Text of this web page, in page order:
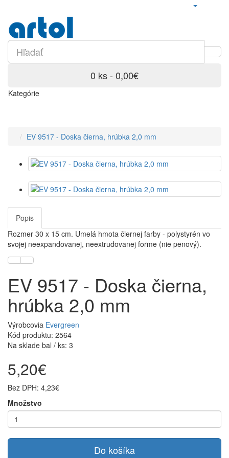
0 ks - 0,00€
Kategórie
EV 9517 - Doska čierna, hrúbka 2,0 mm
Popis
Rozmer 30 x 15 cm. Umelá hmota čiernej farby - polystyrén vo
svojej neexpandovanej, neextrudovanej forme (nie penový).
EV 9517 - Doska čierna,
hrúbka 2,0 mm
Výrobcovia Evergreen
Kód produktu: 2564
Na sklade bal / ks: 3
5,20€
Bez DPH: 4,23€
Množstvo
Do košíka